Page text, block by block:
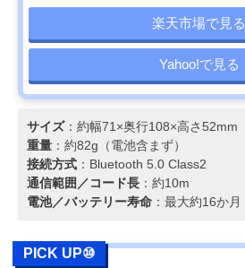
楽天市場で見る
Yahoo!で見る
サイズ：約幅71×奥行108×高さ52mm
重量 ：約82g（電池含まず）
接続方式 ：Bluetooth 5.0 Class2
通信範囲／コード長 ：約10m
電池／バッテリー寿命 ：最大約16か月
PICK UP⑩